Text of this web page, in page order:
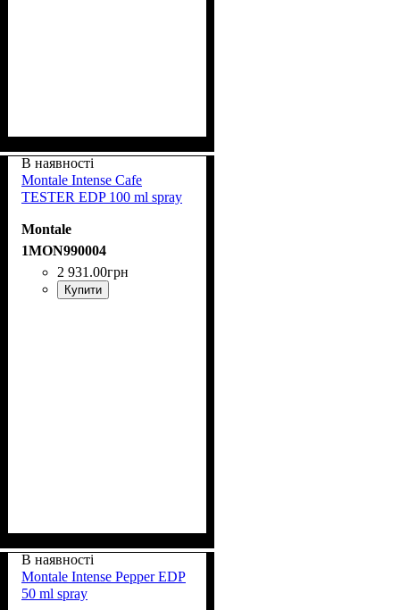
В наявності
Montale Intense Cafe
TESTER EDP 100 ml spray
Montale
1MON990004
2 931 .00грн
Купити
В наявності
Montale Intense Pepper EDP
50 ml spray